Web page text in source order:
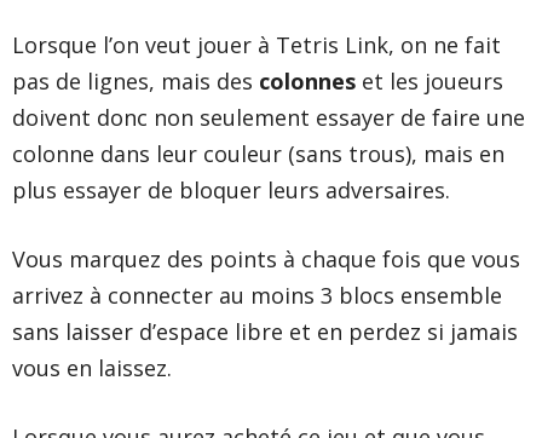
Lorsque l’on veut jouer à Tetris Link, on ne fait
pas de lignes, mais des colonnes et les joueurs
doivent donc non seulement essayer de faire une
colonne dans leur couleur (sans trous), mais en
plus essayer de bloquer leurs adversaires.
Vous marquez des points à chaque fois que vous
arrivez à connecter au moins 3 blocs ensemble
sans laisser d’espace libre et en perdez si jamais
vous en laissez.